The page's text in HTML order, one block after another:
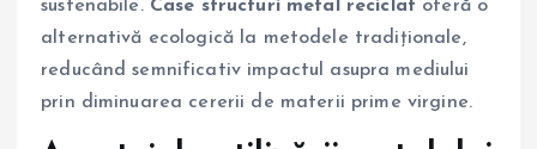
sustenabile. Case structuri metal reciclat oferă o
alternativă ecologică la metodele tradiționale,
reducând semnificativ impactul asupra mediului
prin diminuarea cererii de materii prime virgine.